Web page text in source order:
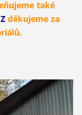
také
děkujeme za